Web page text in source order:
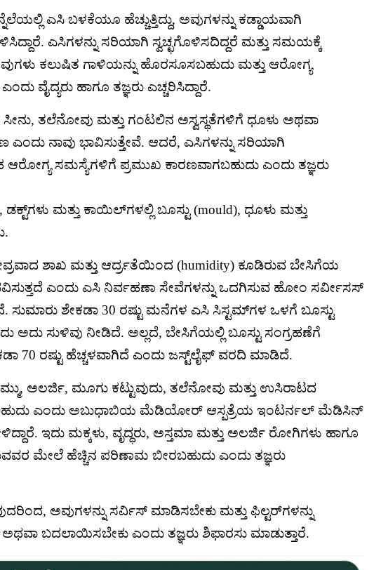
ಎಸಿ ಬಳಕೆಯೂ ಹೆಚ್ಚುತ್ತಿದ್ದು, ಅವುಗಳನ್ನು ಕಡ್ಡಾಯವಾಗಿ
ಎಸಿಗಳನ್ನು ಸರಿಯಾಗಿ ಸ್ವಚ್ಛಗೊಳಿಸದಿದ್ದರೆ ಮತ್ತು ಸಮಯಕ್ಕೆ
ಕಲುಷಿತ ಗಾಳಿಯನ್ನು ಹೊರಸೂಸಬಹುದು ಮತ್ತು ಆರೋಗ್ಯ
ವೈದ್ಯರು ಹಾಗೂ ತಜ್ಞರು ಎಚ್ಚರಿಸಿದ್ದಾರೆ.
ತಲೆನೋವು ಮತ್ತು ಗಂಟಲಿನ ಅಸ್ವಸ್ಥತೆಗಳಿಗೆ ಧೂಳು ಅಥವಾ
ನಾವು ಭಾವಿಸುತ್ತೇವೆ. ಆದರೆ, ಎಸಿಗಳನ್ನು ಸರಿಯಾಗಿ
ಸಮಸ್ಯೆಗಳಿಗೆ ಪ್ರಮುಖ ಕಾರಣವಾಗಬಹುದು ಎಂದು ತಜ್ಞರು
ಮತ್ತು ಕಾಯಿಲ್‌ಗಳಲ್ಲಿ ಬೂಸ್ಟು (mould), ಧೂಳು ಮತ್ತು
ಶಾಖ ಮತ್ತು ಆರ್ದ್ರತೆಯಿಂದ (humidity) ಕೂಡಿರುವ ಬೇಸಿಗೆಯ
ಎಂದು ಎಸಿ ನಿರ್ವಹಣಾ ಸೇವೆಗಳನ್ನು ಒದಗಿಸುವ ಹೋಂ ಸರ್ವೀಸಸ್
ಸುಮಾರು ಶೇಕಡಾ 30 ರಷ್ಟು ಮನೆಗಳ ಎಸಿ ಸಿಸ್ಟಮ್‌ಗಳ ಒಳಗೆ ಬೂಸ್ಟು
ಅದು ಸುಳಿವು ನೀಡಿದೆ. ಅಲ್ಲದೆ, ಬೇಸಿಗೆಯಲ್ಲಿ ಬೂಸ್ಟು ಸಂಗ್ರಹಣೆಗೆ
70 ರಷ್ಟು ಹೆಚ್ಚಳವಾಗಿದೆ ಎಂದು ಜಸ್ಟ್‌ಲೈಫ್ ವರದಿ ಮಾಡಿದೆ.
ಅಲರ್ಜಿ, ಮೂಗು ಕಟ್ಟುವುದು, ತಲೆನೋವು ಮತ್ತು ಉಸಿರಾಟದ
ಎಂದು ಅಬುಧಾಬಿಯ ಮೆಡಿಯೋರ್ ಆಸ್ಪತ್ರೆಯ ಇಂಟರ್ನಲ್ ಮೆಡಿಸಿನ್
ಇದು ಮಕ್ಕಳು, ವೃದ್ಧರು, ಅಸ್ತಮಾ ಮತ್ತು ಅಲರ್ಜಿ ರೋಗಿಗಳು ಹಾಗೂ
ಮೇಲೆ ಹೆಚ್ಚಿನ ಪರಿಣಾಮ ಬೀರಬಹುದು ಎಂದು ತಜ್ಞರು
ಅವುಗಳನ್ನು ಸರ್ವಿಸ್ ಮಾಡಿಸಬೇಕು ಮತ್ತು ಫಿಲ್ಟರ್‌ಗಳನ್ನು
ಬದಲಾಯಿಸಬೇಕು ಎಂದು ತಜ್ಞರು ಶಿಫಾರಸು ಮಾಡುತ್ತಾರೆ.